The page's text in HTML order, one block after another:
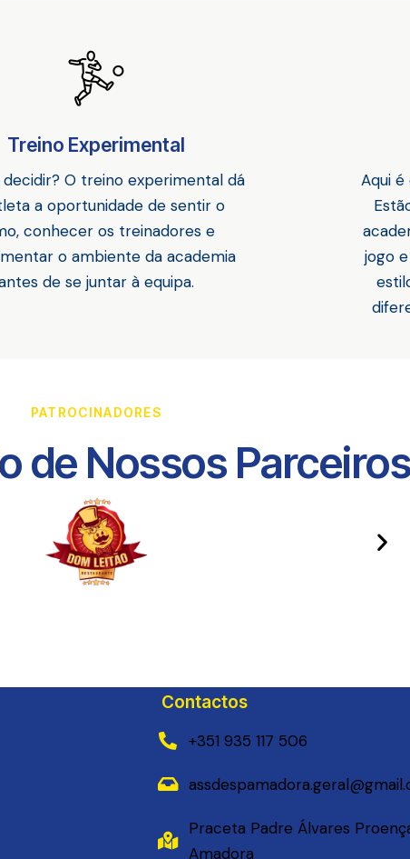
Treino Experimental
decidir? O treino experimental dá
a oportunidade de sentir o
conhecer os treinadores e
o ambiente da academia
de se juntar à equipa.
Aqui
jogo
PATROCINADORES
de Nossos Parceiros​
Contactos
+351 935 117 506
Praceta Padre Álvares
Amadora